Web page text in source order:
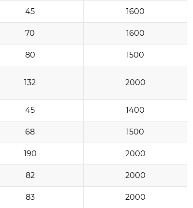
45 1600
70 1600
80 1500
132 2000
45 1400
68 1500
190 2000
82 2000
83 2000